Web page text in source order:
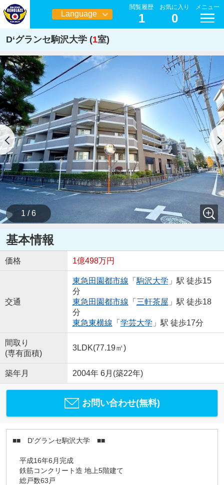
Language
日本語
閲覧履歴
1
お気に入り
0
メニュー
D‘グランセ駒沢大学 (1室)
1 / 6
基本情報
価格 1億498万円
交通
東急田園都市線 「 駒沢大学 」駅 徒歩15
分
東急田園都市線 「 三軒茶屋 」駅 徒歩18
分
東急東横線 「 学芸大学 」駅 徒歩17分
間取り
(専有面積)
3LDK(77.19㎡)
築年月 2004年 6月(築22年)
お問い合わせ(無料)
■■ D'グランセ駒沢大学 ■■
平成16年6月完成
鉄筋コンクリート造 地上5階建て
総戸数63戸